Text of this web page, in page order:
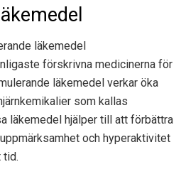
läkemedel
förskrivna medicinerna för
läkemedel verkar öka
som kallas
läkemedel hjälper till att förbättra
och hyperaktivitet
tid.